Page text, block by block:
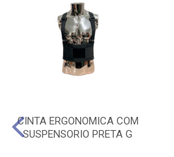
CINTA ERGONOMICA COM
SUSPENSORIO PRETA G